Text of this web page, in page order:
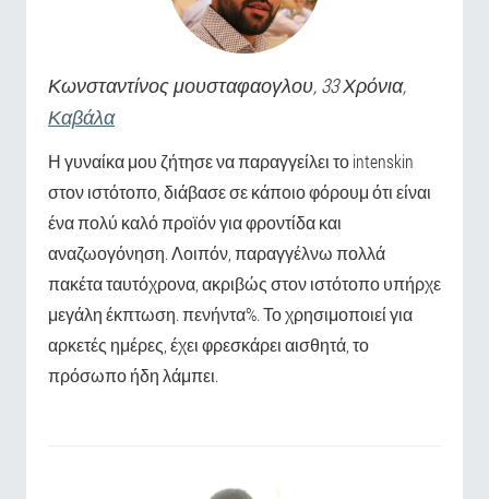
Κωνσταντίνοςμουσταφαογλου, 33 Χρόνια,
Καβάλα
Η γυναίκα μου ζήτησε να παραγγείλει το intenskin
στον ιστότοπο, διάβασε σε κάποιο φόρουμ ότι είναι
ένα πολύ καλό προϊόν για φροντίδα και
αναζωογόνηση. Λοιπόν, παραγγέλνω πολλά
πακέτα ταυτόχρονα, ακριβώς στον ιστότοπο υπήρχε
μεγάλη έκπτωση. πενήντα%. Το χρησιμοποιεί για
αρκετές ημέρες, έχει φρεσκάρει αισθητά, το
πρόσωπο ήδη λάμπει.